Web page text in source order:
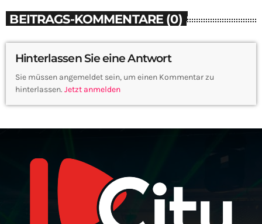
BEITRAGS-KOMMENTARE (0)
Hinterlassen Sie eine Antwort
Sie müssen angemeldet sein, um einen Kommentar zu
hinterlassen. Jetzt anmelden